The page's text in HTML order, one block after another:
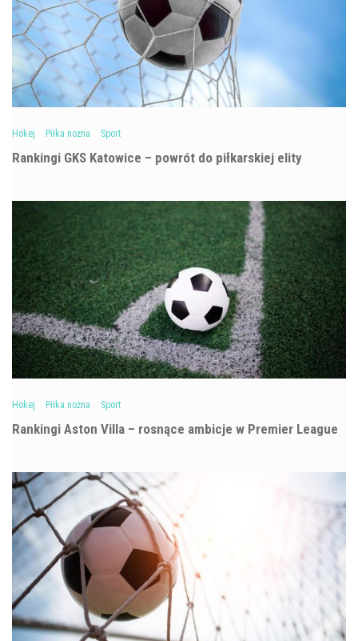
Hokej Piłka nożna Sport
Rankingi GKS Katowice – powrót do piłkarskiej elity
Hokej Piłka nożna Sport
Rankingi Aston Villa – rosnące ambicje w Premier League